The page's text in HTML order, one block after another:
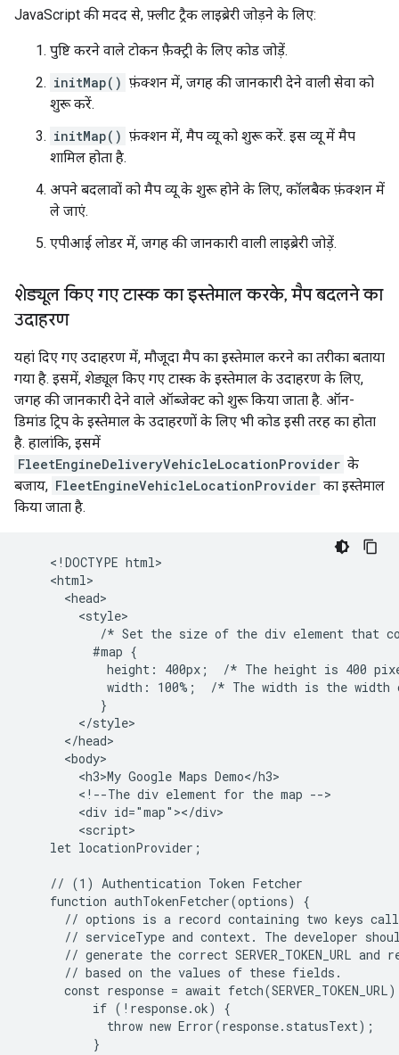
JavaScript की मदद से, फ़्लीट ट्रैक लाइब्रेरी जोड़ने के लिए:
पुष्टि करने वाले टोकन फ़ैक्ट्री के लिए कोड जोड़ें.
initMap() फ़ंक्शन में, जगह की जानकारी देने वाली सेवा को
शुरू करें.
initMap() फ़ंक्शन में, मैप व्यू को शुरू करें. इस व्यू में मैप
शामिल होता है.
अपने बदलावों को मैप व्यू के शुरू होने के लिए, कॉलबैक फ़ंक्शन में
ले जाएं.
एपीआई लोडर में, जगह की जानकारी वाली लाइब्रेरी जोड़ें.
शेड्यूल किए गए टास्क का इस्तेमाल करके, मैप बदलने का
उदाहरण
यहां दिए गए उदाहरण में, मौजूदा मैप का इस्तेमाल करने का तरीका बताया
गया है. इसमें, शेड्यूल किए गए टास्क के इस्तेमाल के उदाहरण के लिए,
जगह की जानकारी देने वाले ऑब्जेक्ट को शुरू किया जाता है. ऑन-
डिमांड ट्रिप के इस्तेमाल के उदाहरणों के लिए भी कोड इसी तरह का होता
है. हालांकि, इसमें
FleetEngineDeliveryVehicleLocationProvider के
बजाय, FleetEngineVehicleLocationProvider का इस्तेमाल
किया जाता है.
    <!DOCTYPE html>
    <html>
      <head>
        <style>
/* Set the size of the div element that
          #map {
height: 400px;  /* The height is 400
width: 100%;  /* The width is the width
           }
        </style>
      </head>
      <body>
        <h3>My Google Maps Demo</h3>
        <!--The div element for the map -->
        <div id="map"></div>
        <script>
    let locationProvider;
    // (1) Authentication Token Fetcher
    function authTokenFetcher(options) {
// options is a record containing two keys
// serviceType and context. The developer
// generate the correct SERVER_TOKEN_URL and
      // based on the values of these fields.
const response = await
          if (!response.ok) {
            throw new Error(response.statusText);
          }